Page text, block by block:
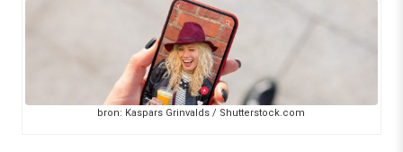
bron: Kaspars Grinvalds / Shutterstock.com